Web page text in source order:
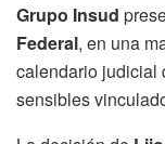
Grupo Insud
Federal, en una
calendario judicial
sensibles